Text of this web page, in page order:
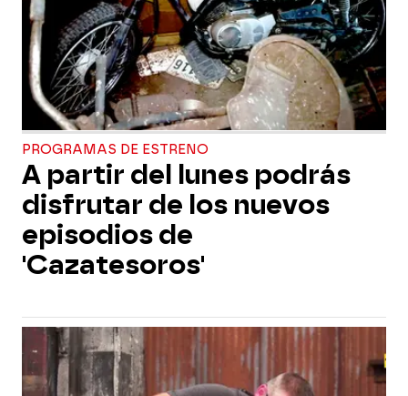
PROGRAMAS DE ESTRENO
A partir del lunes podrás
disfrutar de los nuevos
episodios de
'Cazatesoros'